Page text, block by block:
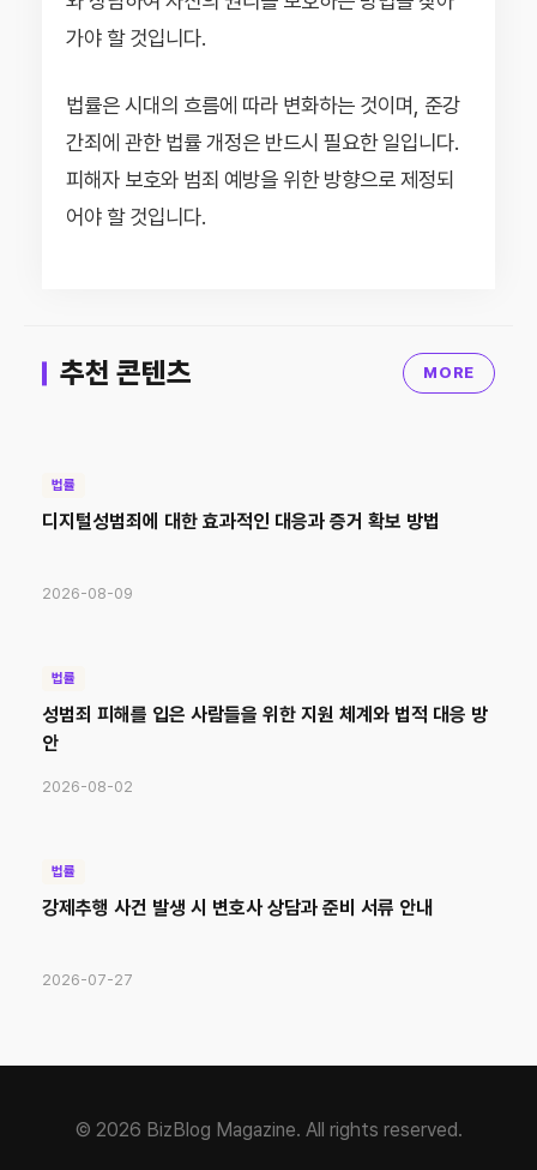
가야 할 것입니다.
법률은 시대의 흐름에 따라 변화하는 것이며, 준강
간죄에 관한 법률 개정은 반드시 필요한 일입니다.
피해자 보호와 범죄 예방을 위한 방향으로 제정되
어야 할 것입니다.
추천 콘텐츠 MORE
법률
디지털성범죄에 대한 효과적인 대응과 증거 확보 방법
2026-08-09
법률
성범죄 피해를 입은 사람들을 위한 지원 체계와 법적 대응 방
안
2026-08-02
법률
강제추행 사건 발생 시 변호사 상담과 준비 서류 안내
2026-07-27
© 2026 BizBlog Magazine. All rights reserved.